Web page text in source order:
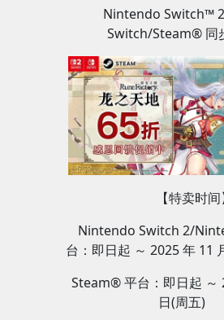
Nintendo Switch™
Switch/Steam® 同
【特卖时间
Nintendo Switch 2/
台：即日起 ～ 2025 年 11
Steam® 平台：即日起 ～
日(周五)